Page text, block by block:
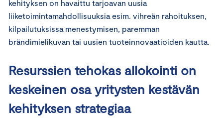
kehityksen on havaittu tarjoavan uusia
liiketoimintamahdollisuuksia esim. vihreän rahoituksen,
kilpailutuksissa menestymisen, paremman
brändimielikuvan tai uusien tuoteinnovaatioiden kautta.
Resurssien tehokas allokointi on
keskeinen osa yritysten kestävän
kehityksen strategiaa